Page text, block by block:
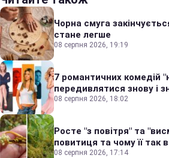
Чорна смуга
стане легше
08 серпня 2026, 19:19
7 романтичних комедій
передивлятися знову і
08 серпня 2026, 18:02
Росте "з повітря" та
повитиця та чому її так
08 серпня 2026, 17:14